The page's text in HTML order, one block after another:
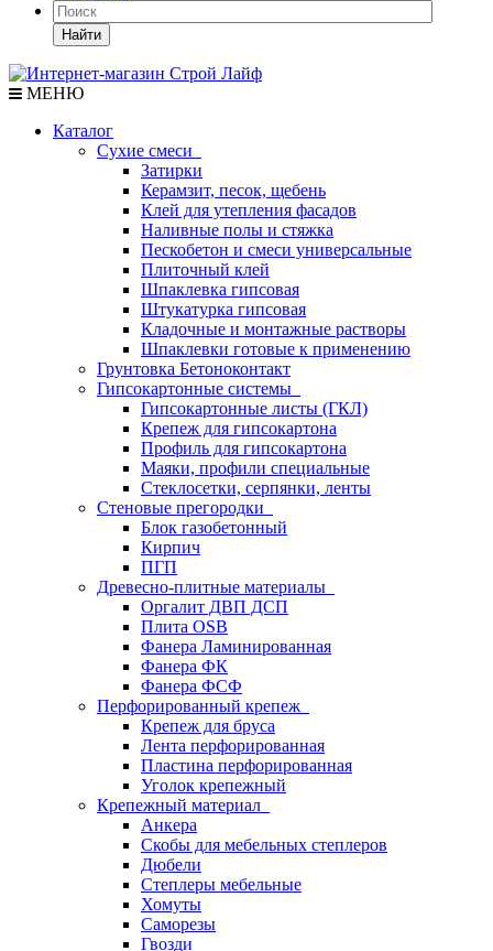
Найти
МЕНЮ
Каталог
Сухие смеси
Затирки
Керамзит, песок, щебень
Клей для утепления фасадов
Наливные полы и стяжка
Пескобетон и смеси универсальные
Плиточный клей
Шпаклевка гипсовая
Штукатурка гипсовая
Кладочные и монтажные растворы
Шпаклевки готовые к применению
Грунтовка Бетоноконтакт
Гипсокартонные системы
Гипсокартонные листы (ГКЛ)
Крепеж для гипсокартона
Профиль для гипсокартона
Маяки, профили специальные
Стеклосетки, серпянки, ленты
Стеновые прегородки
Блок газобетонный
Кирпич
ПГП
Древесно-плитные материалы
Оргалит ДВП ДСП
Плита OSB
Фанера Ламинированная
Фанера ФК
Фанера ФСФ
Перфорированный крепеж
Крепеж для бруса
Лента перфорированная
Пластина перфорированная
Уголок крепежный
Крепежный материал
Анкера
Скобы для мебельных степлеров
Дюбели
Степлеры мебельные
Хомуты
Саморезы
Гвозди